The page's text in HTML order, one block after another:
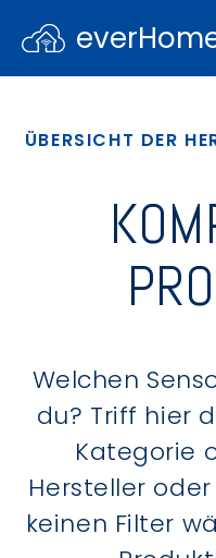
ÜBERSICHT DER
Welchen
du? Triff hier
Kategorie
Hersteller
keinen Filter